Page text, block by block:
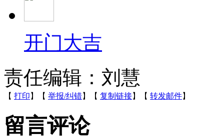
开门大吉
责任编辑：刘慧
【 打印 】【 举报/纠错】【 复制链接】【 转发邮件】
留言评论